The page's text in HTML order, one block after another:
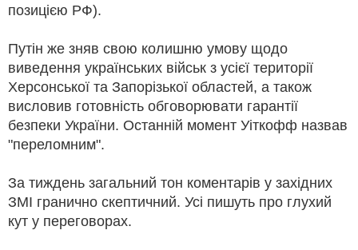
позицією РФ).
Путін же зняв свою колишню умову щодо
виведення українських військ з усієї території
Херсонської та Запорізької областей, а також
висловив готовність обговорювати гарантії
безпеки України. Останній момент Уіткофф назвав
"переломним".
За тиждень загальний тон коментарів у західних
ЗМІ гранично скептичний. Усі пишуть про глухий
кут у переговорах.